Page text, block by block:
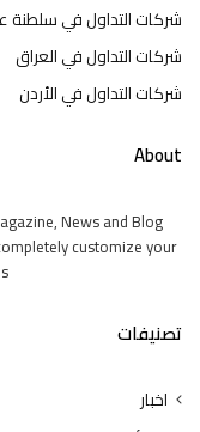
شركات التداول في سلطنة
شركات التداول في العراق
شركات التداول في الأردن
About
News and Blog
customize your
تصنيفات
اخبار